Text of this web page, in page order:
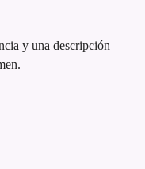
y una descripción